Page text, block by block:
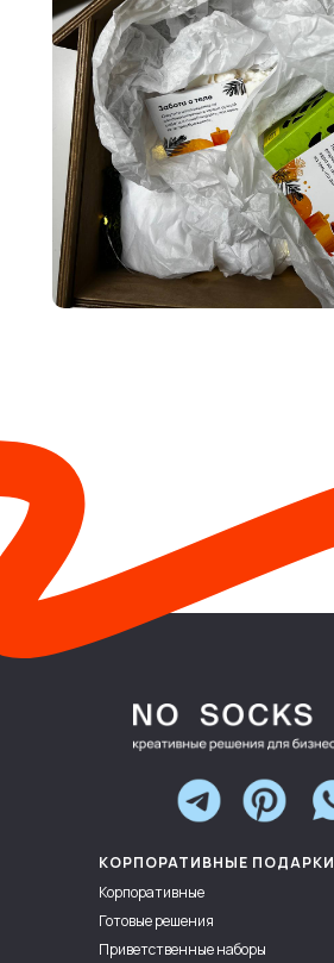
КОРПОРАТИВНЫЕ ПОДАРКИ
Корпоративные
Готовые решения
Приветственные наборы